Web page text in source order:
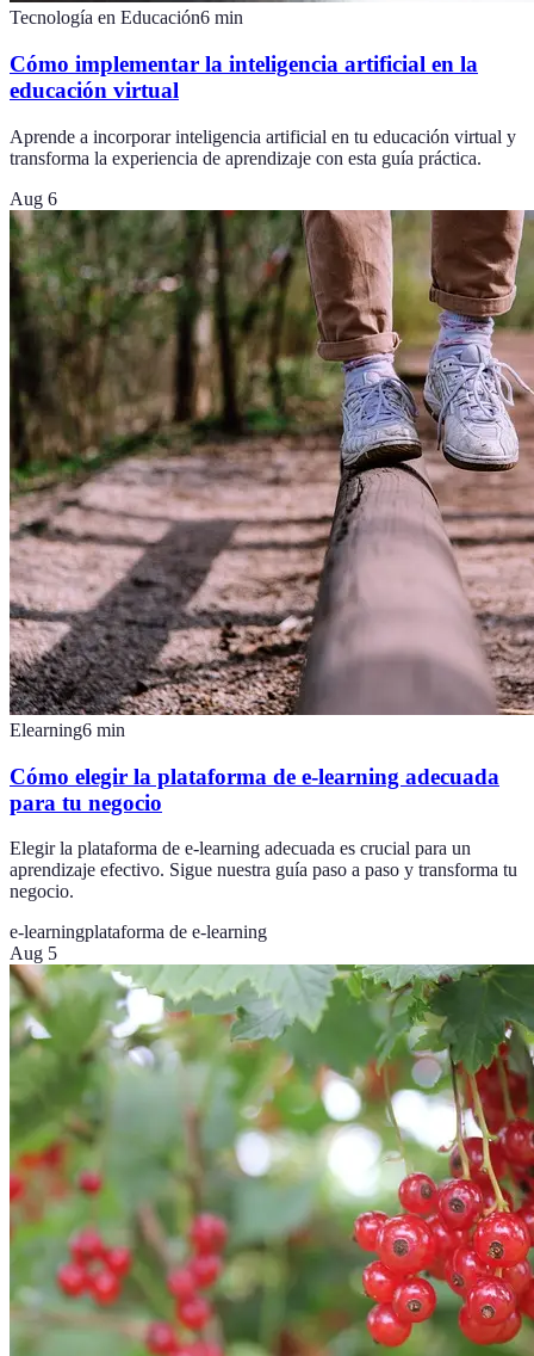
Tecnología en Educación6 min
Cómo implementar la inteligencia artificial en la
educación virtual
Aprende a incorporar inteligencia artificial en tu educación virtual y
transforma la experiencia de aprendizaje con esta guía práctica.
Aug 6
Elearning6 min
Cómo elegir la plataforma de e-learning adecuada
para tu negocio
Elegir la plataforma de e-learning adecuada es crucial para un
aprendizaje efectivo. Sigue nuestra guía paso a paso y transforma tu
negocio.
e-learningplataforma de e-learning
Aug 5